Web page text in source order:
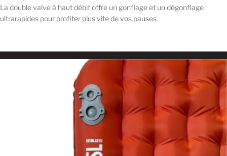
La double valve à haut débit offre un gonflage et un dégonflage
ultrarapides pour profiter plus vite de vos pauses.